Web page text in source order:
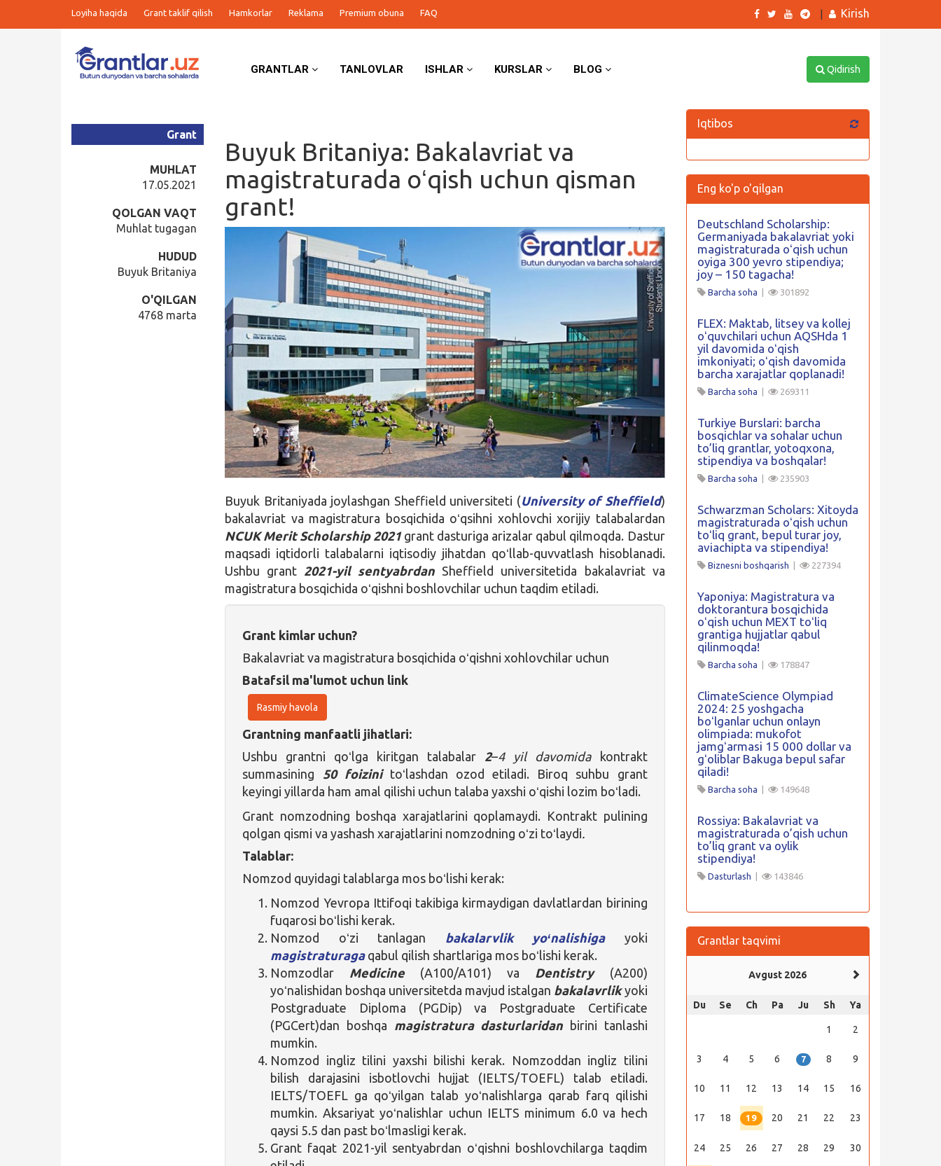
Loyiha haqida Grant taklif qilish Hamkorlar Reklama Premium obuna FAQ Kirish
GRANTLAR TANLOVLAR ISHLAR KURSLAR BLOG Qidirish
Buyuk Britaniya: Bakalavriat va
magistraturada oʻqish uchun qisman
grant!
Grant
MUHLAT
17.05.2021
QOLGAN VAQT
Muhlat tugagan
HUDUD
Buyuk Britaniya
O'QILGAN
4768 marta
Buyuk Britaniyada joylashgan Sheffield universiteti (University of Sheffield)
bakalavriat va magistratura bosqichida oʻqsihni xohlovchi xorijiy talabalardan
NCUK Merit Scholarship 2021 grant dasturiga arizalar qabul qilmoqda. Dastur
maqsadi iqtidorli talabalarni iqtisodiy jihatdan qoʻllab-quvvatlash hisoblanadi.
Ushbu grant 2021-yil sentyabrdan Sheffield universitetida bakalavriat va
magistratura bosqichida oʻqishni boshlovchilar uchun taqdim etiladi.
Grant kimlar uchun?
Bakalavriat va magistratura bosqichida oʻqishni xohlovchilar uchun
Batafsil ma'lumot uchun link
Rasmiy havola
Grantning manfaatli jihatlari:
Ushbu grantni qoʻlga kiritgan
talabalar 2–4 yil davomidakontrakt
summasining 50 foizinitoʻlashdan ozod etiladi. Biroq suhbu grant
keyingi yillarda ham amal qilishi uchun talaba yaxshi oʻqishi lozim boʻladi.
Grant nomzodning boshqa xarajatlarini qoplamaydi. Kontrakt pulining
qolgan qismi va yashash xarajatlarini nomzodning oʻzi toʻlaydi
Talablar:
Nomzod quyidagi talablarga mos boʻlishi kerak:
Nomzod Yevropa Ittifoqi takibiga kirmaydigan davlatlardan birining
fuqarosi boʻlishi kerak.
Nomzod oʻzi tanlagan
bakalarvlik yoʻnalishigayoki
magistraturagaqabul qilish shartlariga mos boʻlishi kerak.
Nomzodlar Medicine(A100/A101) va Dentistry(A200)
yoʻnalishidan boshqa universitetda mavjud istalgan bakalavrlikyoki
Postgraduate Diploma (PGDip) va Postgraduate Certificate
(PGCert)dan boshqa
magistratura dasturlaridan birini tanlashi
mumkin.
Nomzod ingliz tilini yaxshi bilishi kerak. Nomzoddan ingliz tilini
bilish darajasini isbotlovchi hujjat (IELTS/TOEFL) talab etiladi.
IELTS/TOEFL ga qoʻyilgan talab yoʻnalishlarga qarab farq qilishi
mumkin. Aksariyat yoʻnalishlar uchun IELTS minimum 6.0 va hech
qaysi 5.5 dan past boʻlmasligi kerak.
Grant faqat 2021-yil sentyabrdan oʻqishni boshlovchilarga taqdim
Iqtibos
Eng ko'p o'qilgan
Deutschland Scholarship:
Germaniyada bakalavriat yoki
magistraturada oʻqish uchun
oyiga 300 yevro stipendiya;
joy – 150 tagacha!
Barcha soha 301892
FLEX: Maktab, litsey va kollej
oʻquvchilari uchun AQSHda 1
yil davomida oʻqish
imkoniyati; oʻqish davomida
barcha xarajatlar qoplanadi!
Barcha soha 269311
Turkiye Burslari: barcha
bosqichlar va sohalar uchun
to’liq grantlar, yotoqxona,
stipendiya va boshqalar!
Barcha soha 235903
Schwarzman Scholars: Xitoyda
magistraturada oʻqish uchun
toʻliq grant, bepul turar joy,
aviachipta va stipendiya!
Biznesni boshqarish 227394
Yaponiya: Magistratura va
doktorantura bosqichida
oʻqish uchun MEXT toʻliq
grantiga hujjatlar qabul
qilinmoqda!
Barcha soha 178847
ClimateScience Olympiad
2024: 25 yoshgacha
boʻlganlar uchun onlayn
olimpiada: mukofot
jamgʻarmasi 15 000 dollar va
gʻoliblar Bakuga bepul safar
qiladi!
Barcha soha 149648
Rossiya: Bakalavriat va
magistraturada o’qish uchun
to’liq grant va oylik
stipendiya!
Dasturlash 143846
Grantlar taqvimi
Avgust 2026
Du Se Ch Pa Ju Sh Ya
1 2
3 4 5 6 7 8 9
10 11 12 13 14 15 16
17 18 19 20 21 22 23
24 25 26 27 28 29 30